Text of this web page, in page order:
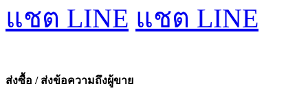
แชต LINE แชต LINE
ส่งซื้อ / ส่งข้อความถึงผู้ขาย